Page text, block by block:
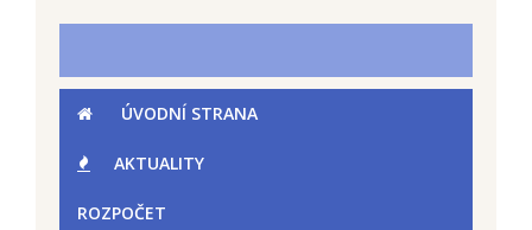
ÚVODNÍ STRANA
AKTUALITY
ROZPOČET